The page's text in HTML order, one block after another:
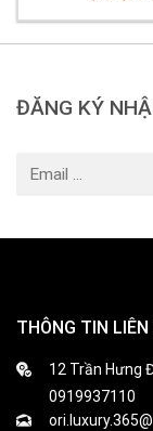
ĐĂNG KÝ
THÔNG TIN LIÊN
12 Trần Hưng
0919937110